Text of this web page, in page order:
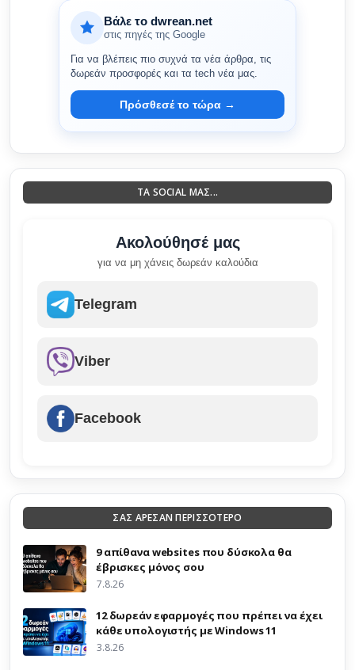
Βάλε το dwrean.net
στις πηγές της Google
Για να βλέπεις πιο συχνά τα νέα άρθρα, τις
δωρεάν προσφορές και τα tech νέα μας.
Πρόσθεσέ το τώρα →
ΤΑ SOCIAL ΜΑΣ...
Ακολούθησέ μας
για να μη χάνεις δωρεάν καλούδια
Telegram
Viber
Facebook
ΣΑΣ ΑΡΕΣΑΝ ΠΕΡΙΣΣΟΤΕΡΟ
9 απίθανα websites που δύσκολα θα
έβρισκες μόνος σου
7.8.26
12 δωρεάν εφαρμογές που πρέπει να έχει
κάθε υπολογιστής με Windows 11
3.8.26